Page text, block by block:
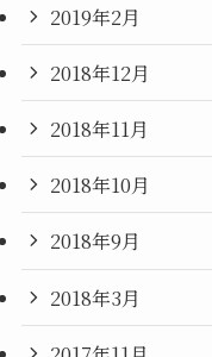
2019年2月
2018年12月
2018年11月
2018年10月
2018年9月
2018年3月